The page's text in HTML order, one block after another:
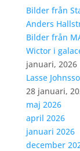
Bilder från
Anders
Bilder från
Wictor i
januari, 2026
Lasse
28 januari,
maj 2026
april 2026
januari 2026
december